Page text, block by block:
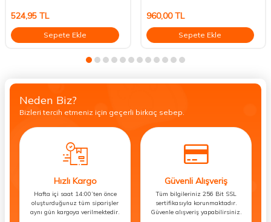
524,95 TL
Sepete Ekle
960,00TL
Sepete Ekle
Neden Biz?
Bizleri tercih etmeniz için geçerli birkaç sebep.
Hızlı Kargo
Hafta içi saat 14:00’ten önce
oluşturduğunuz tüm siparişler
aynı gün kargoya verilmektedir.
Güvenli Alışveriş
Tüm bilgileriniz 256 Bit SSL
sertifikasıyla korunmaktadır.
Güvenle alışveriş yapabilirsiniz.